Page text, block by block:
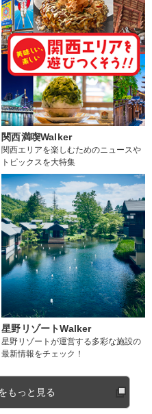
関西満喫Walker
関西エリアを楽しむためのニュースや
トピックスを大特集
星野リゾートWalker
星野リゾートが運営する多彩な施設の
最新情報をチェック！
もっと見る